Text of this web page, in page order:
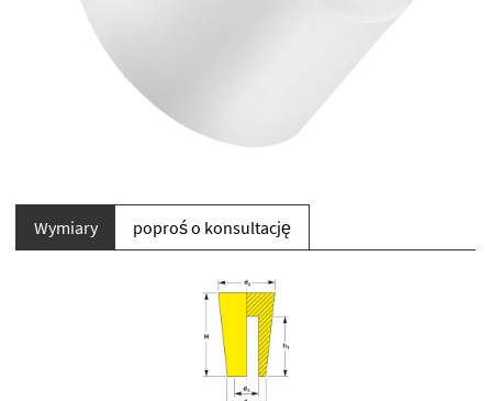
Wymiary poproś o konsultację